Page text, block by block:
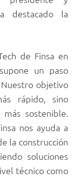
destacado la
de Finsa en
un paso
Nuestro objetivo
rápido, sino
sostenible.
nos ayuda a
la construcción
soluciones
técnico como